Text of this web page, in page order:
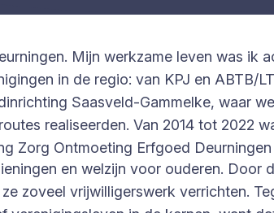
Mijn werkzame leven was ik
in de regio: van KPJ en ABTB/
Saasveld-Gammelke, waar
realiseerden. Van 2014 tot 2022
Zorg Ontmoeting Erfgoed
en welzijn voor ouderen.
zoveel vrijwilligerswerk verrichten.